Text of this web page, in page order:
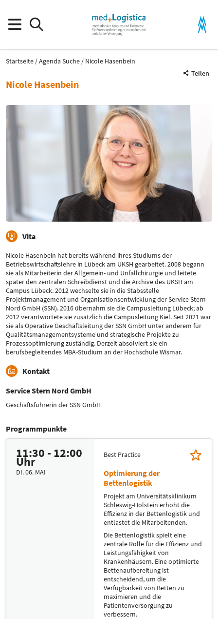
Startseite Agenda Suche
Nicole Hasenbein
Teilen
Nicole Hasenbein
Vita
Nicole Hasenbein hat bereits während ihres Studiums der
Betriebswirtschaftslehre in Lübeck am UKSH gearbeitet. 2008 begann
sie als Mitarbeiterin der Allgemein- und Unfallchirurgie und leitete
später den zentralen Schreibdienst und die Archive des UKSH am
Campus Lübeck. 2012 wechselte sie in die Stabsstelle
Projektmanagement und Organisationsentwicklung der Service Stern
Nord GmbH (SSN). 2016 übernahm sie die Campusleitung Lübeck; ab
2012 verantwortete sie zusätzlich die Campusleitung Kiel. Seit 2021 war
sie als Operative Geschäftsleitung der SSN GmbH unter anderem für
Qualitätsmanagementsysteme und strategische Projekte zu
Prozessoptimierung zuständig. Derzeit absolviert sie ein
berufsbegleitendes MBA-Studium an der Hochschule Wismar.
Kontakt
Service Stern Nord GmbH
Geschäftsführerin der SSN GmbH
Programmpunkte
11:30 - 12:00
Uhr
DI. 06. MAI
Best Practice
Optimierung der
Bettenlogistik
Projekt am Universitätsklinikum
Schleswig-Holstein erhöht die
Effizienz in der Bettenlogistik und
entlastet die Mitarbeitenden.
Die Bettenlogistik spielt eine
zentrale Rolle für die Effizienz und
Leistungsfähigkeit von
Krankenhäusern. Eine optimierte
Bettenaufbereitung ist
entscheidend, um die
Verfügbarkeit von Betten zu
maximieren und die
Patientenversorgung zu
verbessern.